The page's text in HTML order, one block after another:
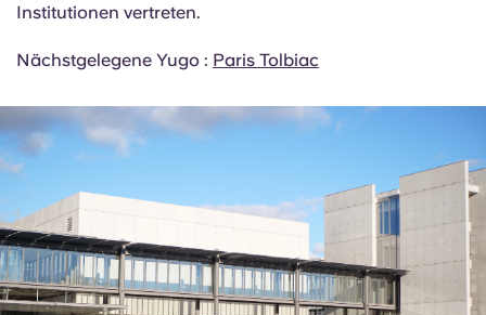
Universität Paris 1 einen Großteil der französischen
Alumni-Netzwerk ist besonders stark in internationalen
Institutionen vertreten.
Nächstgelegene Yugo :